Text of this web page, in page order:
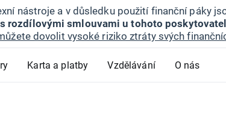
nástroje a v důsledku použití finanční páky
rozdílovými smlouvami u tohoto
dovolit vysoké riziko ztráty svých
Karta a platby Vzdělávání O nás